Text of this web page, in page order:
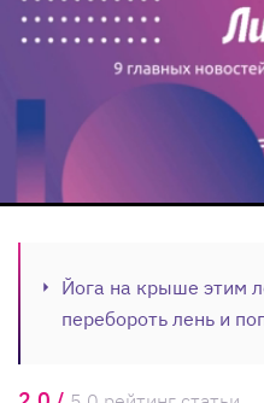
Йога на крыше этим
перебороть лень и